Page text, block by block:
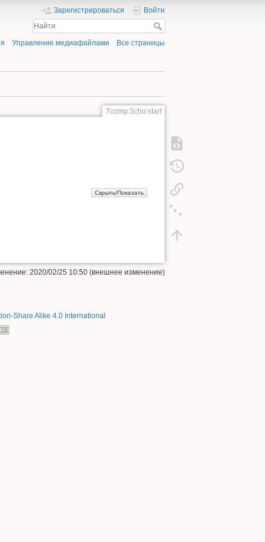
Зарегистрироваться Войти
Управление медиафайлами Все страницы
7comp:3cho:start
2020/02/25 10:50 (внешнее изменение)
Share Alike 4.0 International